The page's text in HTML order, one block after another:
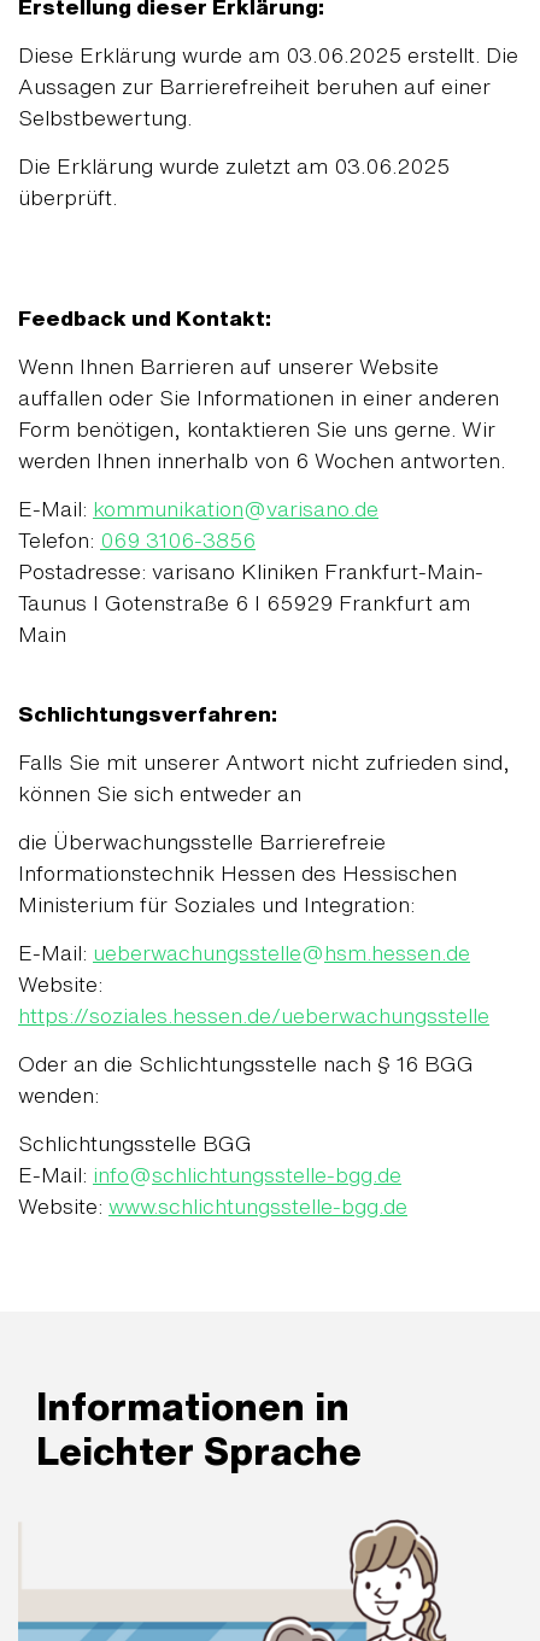
Erstellung dieser Erklärung:
Diese Erklärung wurde am 03.06.2025 erstellt. Die
Aussagen zur Barrierefreiheit beruhen auf einer
Selbstbewertung.
Die Erklärung wurde zuletzt am 03.06.2025
überprüft.
Feedback und Kontakt:
Wenn Ihnen Barrieren auf unserer Website
auffallen oder Sie Informationen in einer anderen
Form benötigen, kontaktieren Sie uns gerne. Wir
werden Ihnen innerhalb von 6 Wochen antworten.
E-Mail: kommunikation@varisano.de
Telefon: 069 3106-3856
Postadresse: varisano Kliniken Frankfurt-Main-
Taunus I Gotenstraße 6 I 65929 Frankfurt am
Main
Schlichtungsverfahren:
Falls Sie mit unserer Antwort nicht zufrieden sind,
können Sie sich entweder an
die Überwachungsstelle Barrierefreie
Informationstechnik Hessen des Hessischen
Ministerium für Soziales und Integration:
E-Mail: ueberwachungsstelle@hsm.hessen.de
Website:
https://soziales.hessen.de/ueberwachungsstelle
Oder an die Schlichtungsstelle nach § 16 BGG
wenden:
Schlichtungsstelle BGG
E-Mail: info@schlichtungsstelle-bgg.de
Website: www.schlichtungsstelle-bgg.de
Informationen in
Leichter Sprache